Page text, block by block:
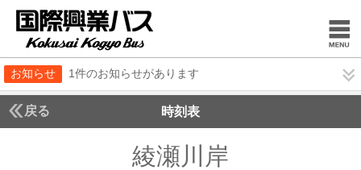
お知らせ 1件のお知らせがあります
戻る 時刻表
綾瀬川岸